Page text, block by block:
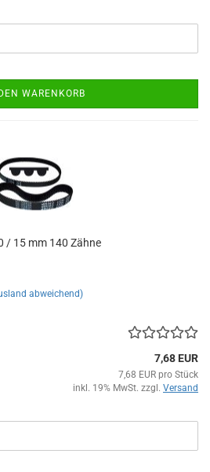
WARENKORB
/ 15 mm 140 Zähne
abweichend)
7,68 EUR
7,68 EUR pro Stück
inkl. 19% MwSt. zzgl. Versand